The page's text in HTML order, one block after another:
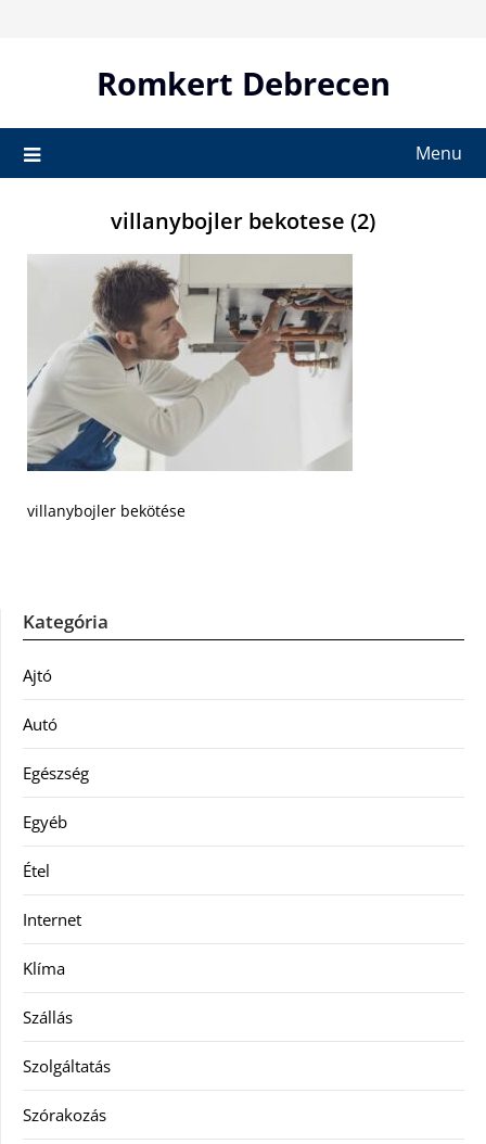
Romkert Debrecen
Menu
villanybojler bekotese (2)
villanybojler bekötése
Kategória
Ajtó
Autó
Egészség
Egyéb
Étel
Internet
Klíma
Szállás
Szolgáltatás
Szórakozás